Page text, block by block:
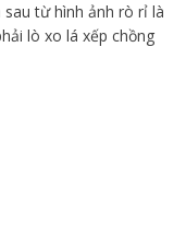
từ hình ảnh rò rỉ là
lò xo lá xếp chồng